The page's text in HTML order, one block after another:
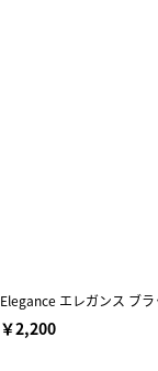
Elegance エレガンス ブ
￥2,200